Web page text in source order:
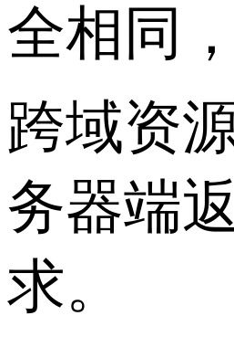
全相同
跨域资
务器端
求。